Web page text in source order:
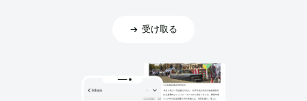
受け取る